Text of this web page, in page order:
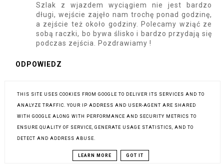
Szlak z wjazdem wyciągiem nie jest bardzo
długi, wejście zajęło nam trochę ponad godzinę,
a zejście też około godziny. Polecamy wziąć ze
sobą raczki, bo bywa ślisko i bardzo przydają się
podczas zejścia. Pozdrawiamy !
ODPOWIEDZ
THIS SITE USES COOKIES FROM GOOGLE TO DELIVER ITS SERVICES AND TO
ANALYZE TRAFFIC. YOUR IP ADDRESS AND USER-AGENT ARE SHARED
WITH GOOGLE ALONG WITH PERFORMANCE AND SECURITY METRICS TO
ENSURE QUALITY OF SERVICE, GENERATE USAGE STATISTICS, AND TO
DETECT AND ADDRESS ABUSE.
LEARN MORE GOT IT